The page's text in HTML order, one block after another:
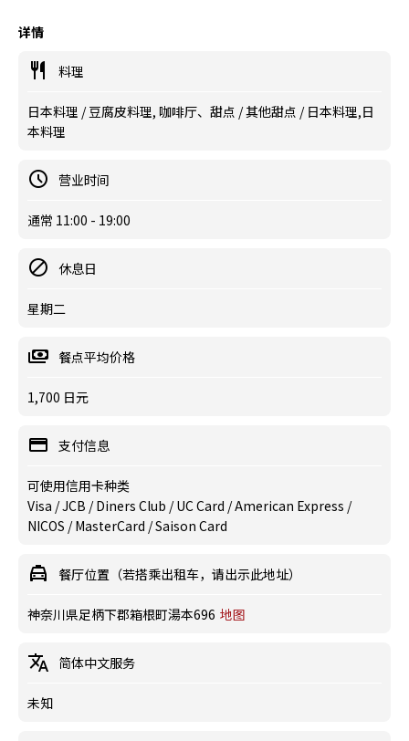
详情
料理
日本料理 / 豆腐皮料理, 咖啡厅、甜点 / 其他甜点 / 日本料理,日
本料理
营业时间
通常 11:00 - 19:00
休息日
星期二
餐点平均价格
1,700 日元
支付信息
可使用信用卡种类
Visa / JCB / Diners Club / UC Card / American Express /
NICOS / MasterCard / Saison Card
餐厅位置（若搭乘出租车，请出示此地址）
神奈川県足柄下郡箱根町湯本696 地图
简体中文服务
未知